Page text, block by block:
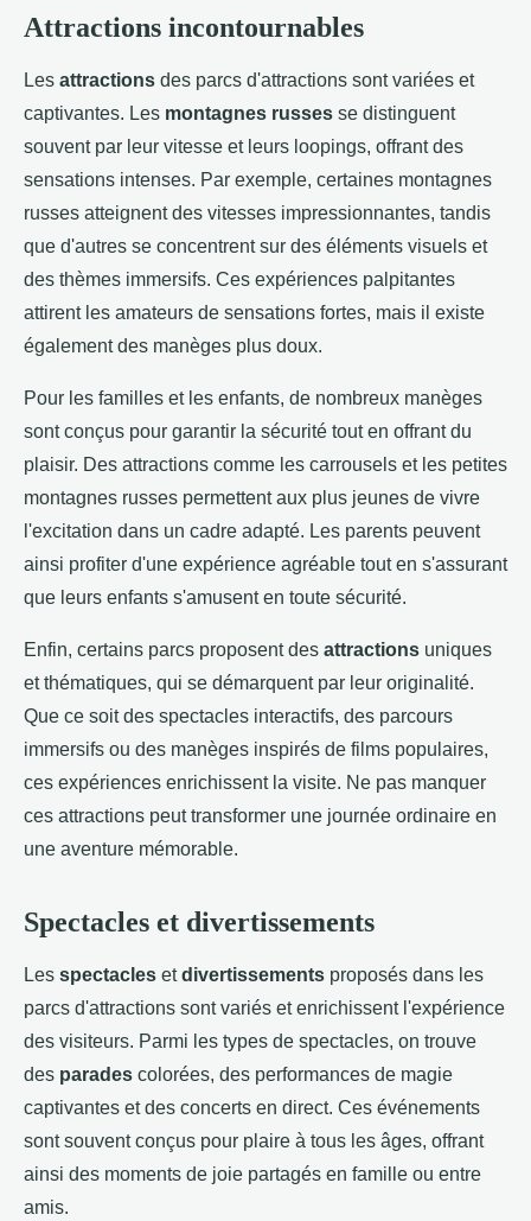
Attractions incontournables
Les attractions des parcs d'attractions sont variées et
captivantes. Les montagnes russes se distinguent
souvent par leur vitesse et leurs loopings, offrant des
sensations intenses. Par exemple, certaines montagnes
russes atteignent des vitesses impressionnantes, tandis
que d'autres se concentrent sur des éléments visuels et
des thèmes immersifs. Ces expériences palpitantes
attirent les amateurs de sensations fortes, mais il existe
également des manèges plus doux.
Pour les familles et les enfants, de nombreux manèges
sont conçus pour garantir la sécurité tout en offrant du
plaisir. Des attractions comme les carrousels et les petites
montagnes russes permettent aux plus jeunes de vivre
l'excitation dans un cadre adapté. Les parents peuvent
ainsi profiter d'une expérience agréable tout en s'assurant
que leurs enfants s'amusent en toute sécurité.
Enfin, certains parcs proposent des attractions uniques
et thématiques, qui se démarquent par leur originalité.
Que ce soit des spectacles interactifs, des parcours
immersifs ou des manèges inspirés de films populaires,
ces expériences enrichissent la visite. Ne pas manquer
ces attractions peut transformer une journée ordinaire en
une aventure mémorable.
Spectacles et divertissements
Les spectacles etdivertissements proposés dans les
parcs d'attractions sont variés et enrichissent l'expérience
des visiteurs. Parmi les types de spectacles, on trouve
des parades colorées, des performances de magie
captivantes et des concerts en direct. Ces événements
sont souvent conçus pour plaire à tous les âges, offrant
ainsi des moments de joie partagés en famille ou entre
amis.